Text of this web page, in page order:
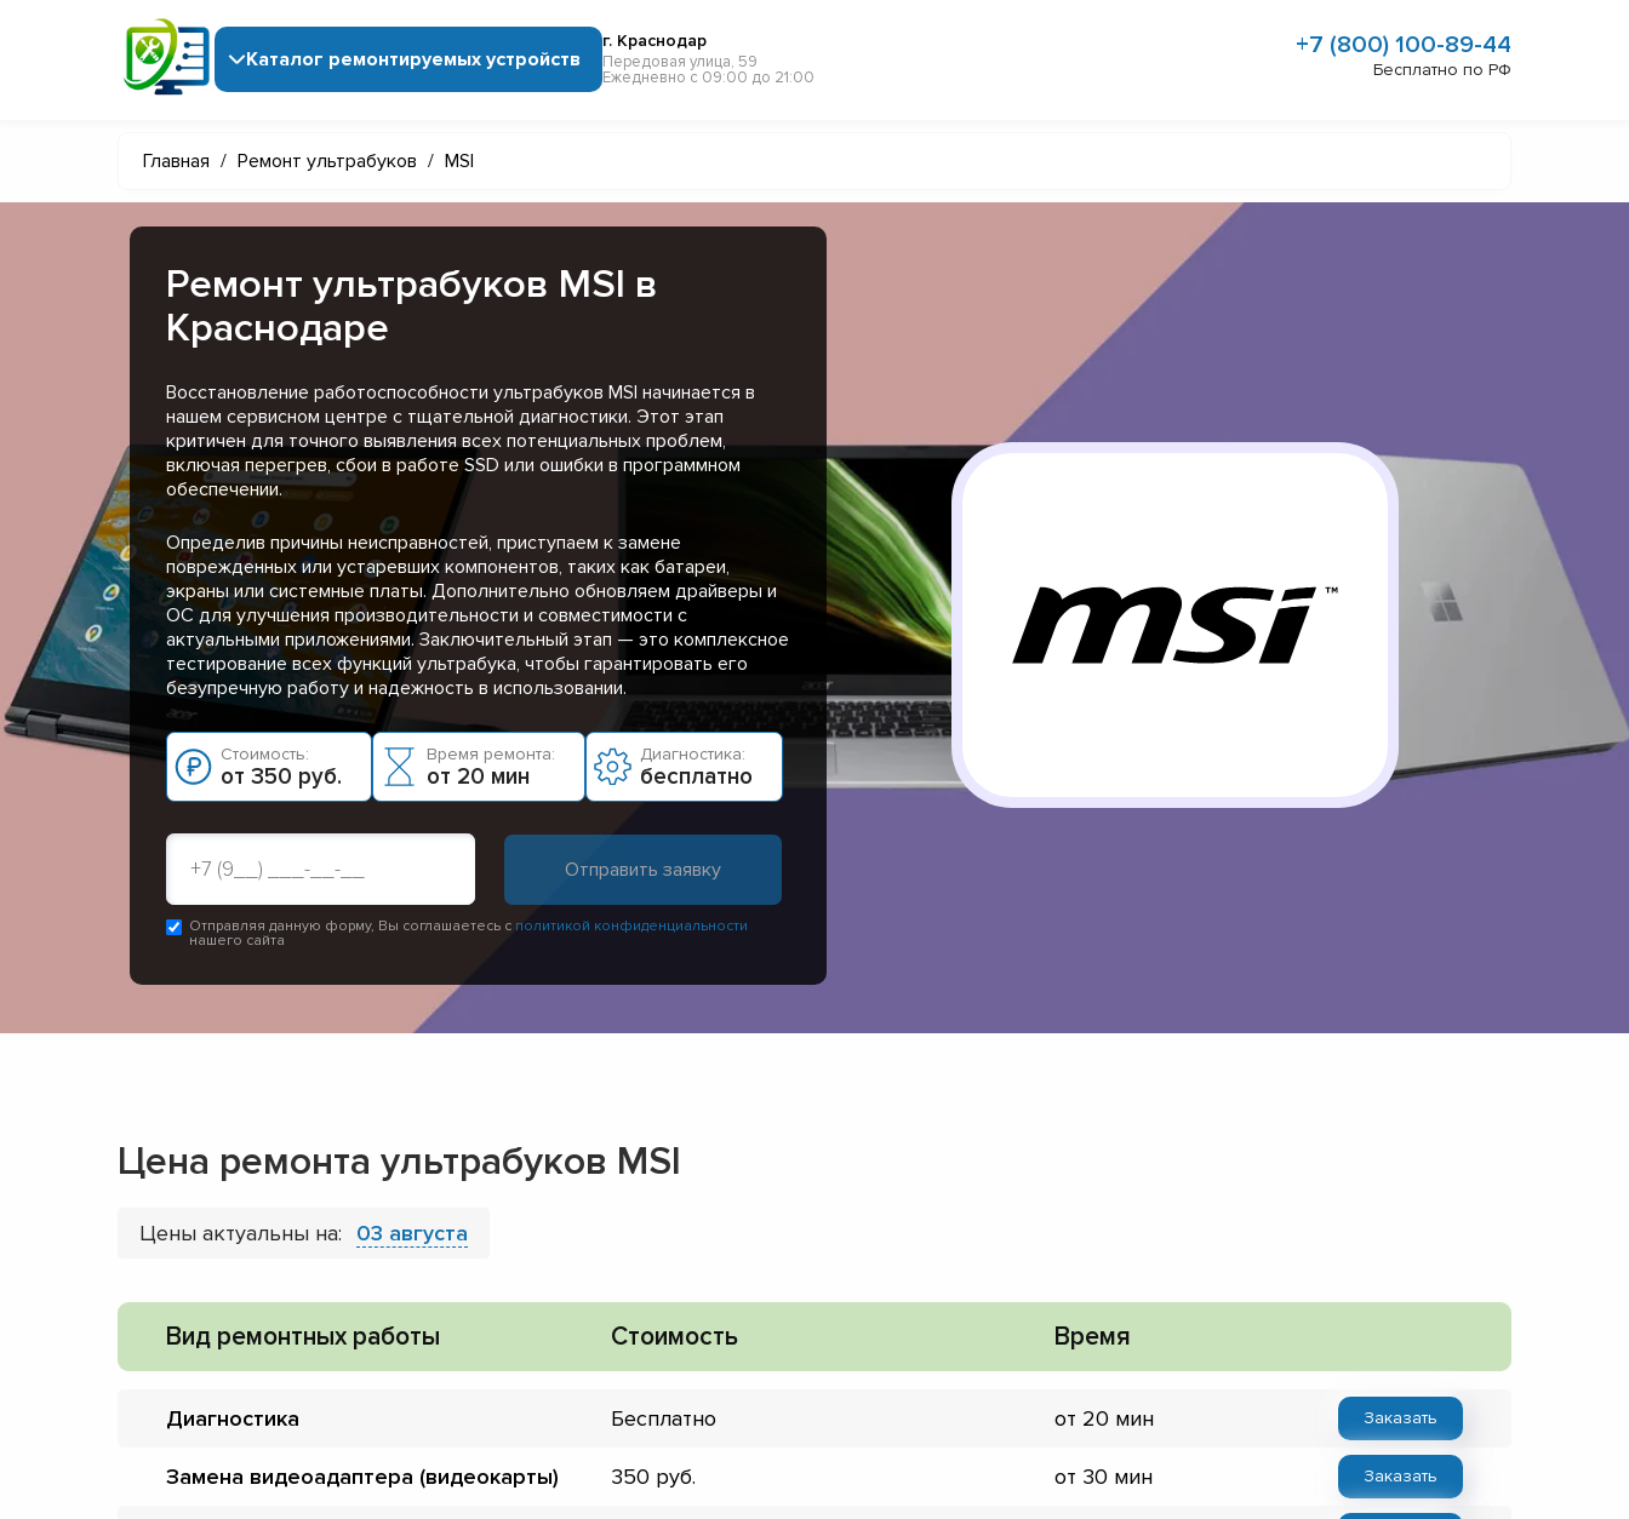
Каталог ремонтируемых устройств
г. Краснодар
Передовая улица, 59
Ежедневно с 09:00 до 21:00
+7 (800) 100-89-44
Бесплатно по РФ
Главная / Ремонт ультрабуков / MSI
Ремонт ультрабуков MSI в
Краснодаре
Восстановление работоспособности ультрабуков MSI начинается в
нашем сервисном центре с тщательной диагностики. Этот этап
критичен для точного выявления всех потенциальных проблем,
включая перегрев, сбои в работе SSD или ошибки в программном
обеспечении.
Определив причины неисправностей, приступаем к замене
поврежденных или устаревших компонентов, таких как батареи,
экраны или системные платы. Дополнительно обновляем драйверы и
ОС для улучшения производительности и совместимости с
актуальными приложениями. Заключительный этап — это комплексное
тестирование всех функций ультрабука, чтобы гарантировать его
безупречную работу и надежность в использовании.
Стоимость:
от 350 руб.
Время ремонта:
от 20 мин
Диагностика:
бесплатно
Отправляя данную форму, Вы соглашаетесь с политикой конфиденциальности
нашего сайта
Цена ремонта ультрабуков MSI
Цены актуальны на: 03 августа
Вид ремонтных работы Стоимость Время
Диагностика Бесплатно от 20 мин Заказать
Замена видеоадаптера (видеокарты) 350 от 30 мин Заказать